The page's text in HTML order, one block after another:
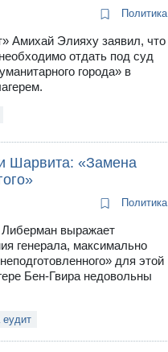
Политика
Амихай Элияху заявил, что
отдать под суд
города» в
Шарвита: «Замена
Политика
выражает
генерала, максимально
для этой
Бен-Гвира недовольны